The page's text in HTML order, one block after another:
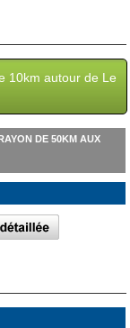
10km autour de Le
DE 50KM AUX